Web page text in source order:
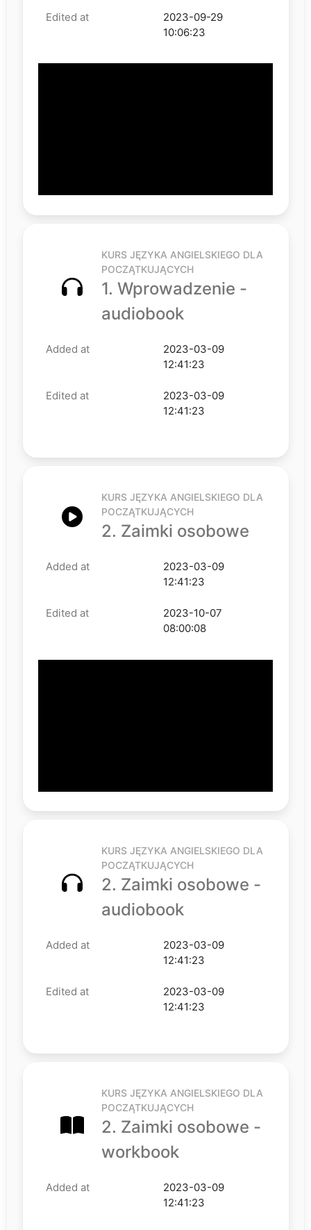
Edited at
2023-09-29
10:06:23
KURS JĘZYKA ANGIELSKIEGO DLA
POCZĄTKUJĄCYCH
1. Wprowadzenie -
audiobook
Added at
2023-03-09
12:41:23
Edited at
2023-03-09
12:41:23
KURS JĘZYKA ANGIELSKIEGO DLA
POCZĄTKUJĄCYCH
2. Zaimki osobowe
Added at
2023-03-09
12:41:23
Edited at
2023-10-07
08:00:08
KURS JĘZYKA ANGIELSKIEGO DLA
POCZĄTKUJĄCYCH
2. Zaimki osobowe -
audiobook
Added at
2023-03-09
12:41:23
Edited at
2023-03-09
12:41:23
KURS JĘZYKA ANGIELSKIEGO DLA
POCZĄTKUJĄCYCH
2. Zaimki osobowe -
workbook
Added at
2023-03-09
12:41:23